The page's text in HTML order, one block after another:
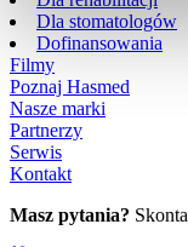
Dla stomatologów
Dofinansowania
Filmy
Poznaj Hasmed
Nasze marki
Partnerzy
Serwis
Kontakt
Masz pytania?